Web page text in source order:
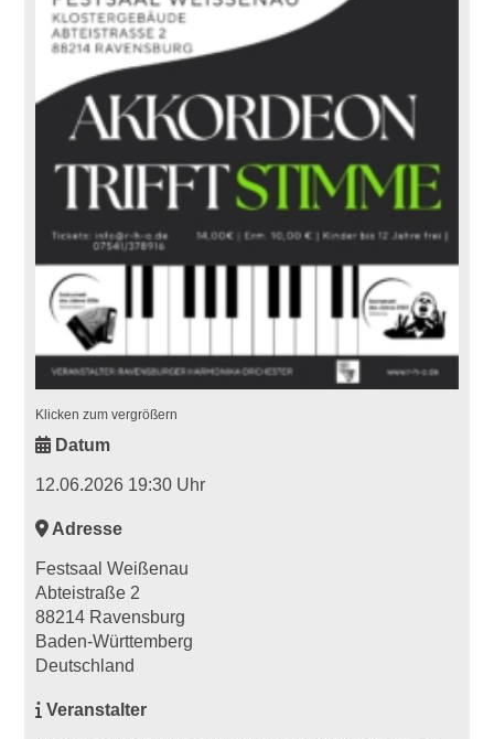
Klicken zum vergrößern
Datum
12.06.2026 19:30 Uhr
Adresse
Festsaal Weißenau
Abteistraße 2
88214 Ravensburg
Baden-Württemberg
Deutschland
Veranstalter